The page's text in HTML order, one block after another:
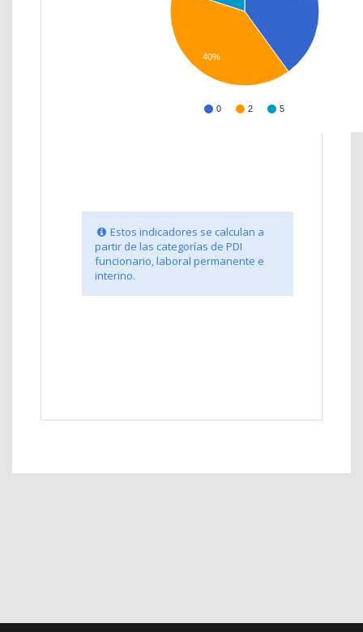
0 2 5
40%
Estos indicadores se calculan a
partir de las categorías de PDI
funcionario, laboral permanente e
interino.